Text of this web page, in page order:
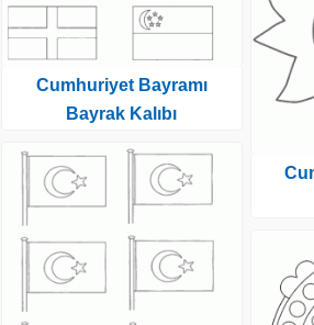
Cumhuriyet Bayramı
Bayrak Kalıbı